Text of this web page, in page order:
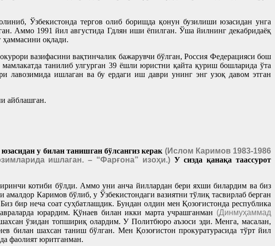
Ўзбекистонда тергов олиб боришда қонун бузилиши юзасидан унга
Аммо 1991 йил августида Гдлян иши ёпилган. Ўша йилнинг декабридаёқ
ҳаммасини оқлади.
вазифасини вақтинчалик бажарувчи бўлган, Россия Федерацияси бош
танилиб улгурган 39 ёшли юристни қайта қуриш бошларида ўта
лавозимида ишлаган ва бу ердаги иш даври унинг энг узоқ давом этган
айблашган.
у билан танишган бўлсангиз керак (Ислом Каримов 1983-1986
ишлаган. – “Фарғона” изоҳи.) У сизда қанақа таассурот
котиби бўлди. Аммо уни анча йиллардан бери яхши билардим ва биз
Каримов бўлиб, у Ўзбекистондаги вазиятни тўлиқ тасвирлаб берган
бир неча соат суҳбатлашдик. Бундан олдин мен Қозоғистонда республика
юрардим. Қўнаев билан икки марта учрашганман (Динмуҳаммад
ўзидан топшириқ олардим. У Политбюро аъзоси эди. Менга, масалан,
билан шахсан таниш бўлган. Мен Қозоғистон прокуратурасида тўрт йил
фаолият юритганман.